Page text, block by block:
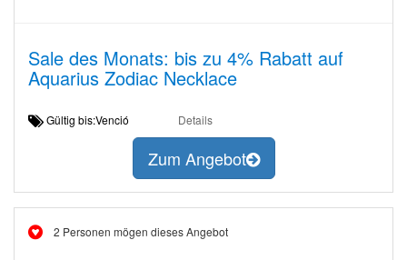
Sale des Monats: bis zu 4% Rabatt auf
Aquarius Zodiac Necklace
Gültig bis:Venció Details
Zum Angebot
2 Personen mögen dieses Angebot